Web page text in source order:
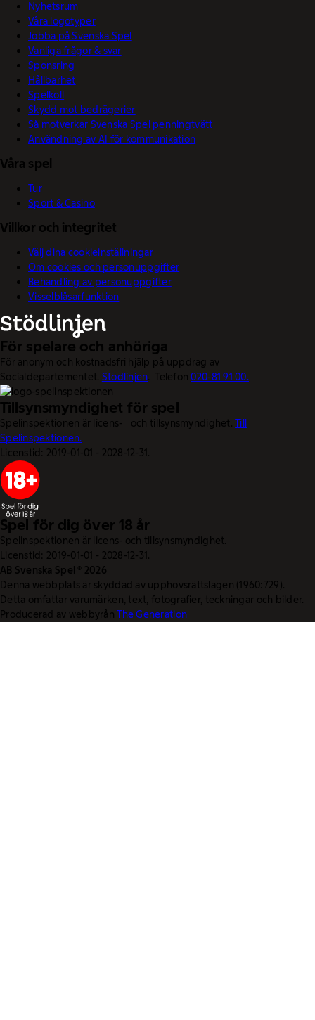
Nyhetsrum
Våra logotyper
Jobba på Svenska Spel
Vanliga frågor & svar
Sponsring
Hållbarhet
Spelkoll
Skydd mot bedrägerier
Så motverkar Svenska Spel penningtvätt
Användning av AI för kommunikation
Våra spel
Tur
Sport & Casino
Villkor och integritet
Välj dina cookieinställningar
Om cookies och personuppgifter
Behandling av personuppgifter
Visselblåsarfunktion
För spelare och anhöriga
För anonym och kostnadsfri hjälp på uppdrag av
Socialdepartementet. Stödlinjen. Telefon020-81 91 00.
Tillsynsmyndighet för spel
Spelinspektionen är licens- och tillsynsmyndighet.Till
Spelinspektionen.
Licenstid: 2019-01-01 - 2028-12-31.
Spel för dig över 18 år
Spelinspektionen är licens- och tillsynsmyndighet.
Licenstid: 2019-01-01 - 2028-12-31.
AB Svenska Spel © 2026
Denna webbplats är skyddad av upphovsrättslagen (1960:729).
Detta omfattar varumärken, text, fotografier, teckningar och bilder.
Producerad av webbyrånThe Generation